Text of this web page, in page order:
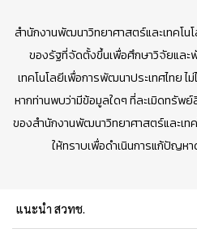
สำนักงานพัฒนาวิทยาศาสตร์และเทคโน
ของรัฐที่จัดตั้งขึ้นเพื่อศึกษาวิจัยและ
เทคโนโลยีเพื่อการพัฒนาประเทศไทย ไ
หากท่านพบว่ามีข้อมูลใดๆ ที่ละเมิดทรัพ
ของสำนักงานพัฒนาวิทยาศาสตร์และเท
ให้ทราบเพื่อดำเนินการแก้ปัญห
แนะนำ สวทช.